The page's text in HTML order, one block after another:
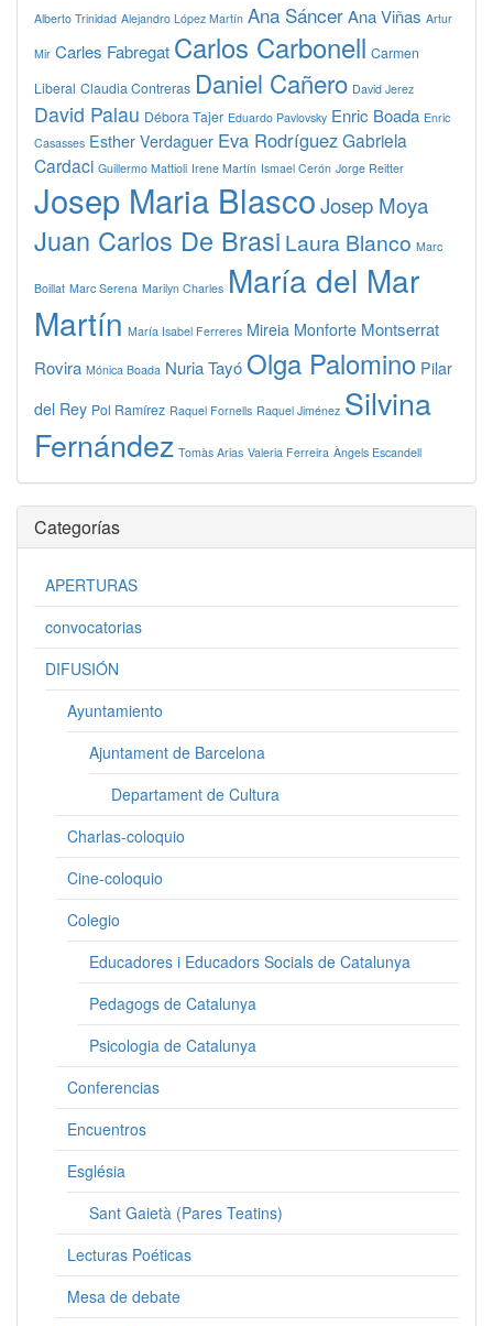
Alberto Trinidad Alejandro López Martín Ana SáncerAna Viñas Artur
Mir Carles Fabregat Carlos Carbonell Carmen
Liberal Claudia Contreras Daniel Cañero David Jerez
David Palau Débora Tajer Eduardo Pavlovsky Enric Boada Enric
Casasses Esther Verdaguer Eva RodríguezGabriela
Cardaci Guillermo Mattioli Irene Martín Ismael Cerón Jorge Reitter
Josep Maria BlascoJosep Moya
Juan Carlos De Brasi Laura Blanco Marc
Boillat Marc Serena Marilyn Charles María del Mar
Martín María Isabel Ferreres Mireia Monforte Montserrat
Rovira Mónica Boada Nuria Tayó Olga Palomino Pilar
del Rey Pol Ramírez Raquel Fornells Raquel Jiménez Silvina
Fernández Tomàs Arias Valeria Ferreira Àngels Escandell
Categorías
APERTURAS
convocatorias
DIFUSIÓN
Ayuntamiento
Ajuntament de Barcelona
Departament de Cultura
Charlas-coloquio
Cine-coloquio
Colegio
Educadores i Educadors Socials de Catalunya
Pedagogs de Catalunya
Psicologia de Catalunya
Conferencias
Encuentros
Església
Sant Gaietà (Pares Teatins)
Lecturas Poéticas
Mesa de debate